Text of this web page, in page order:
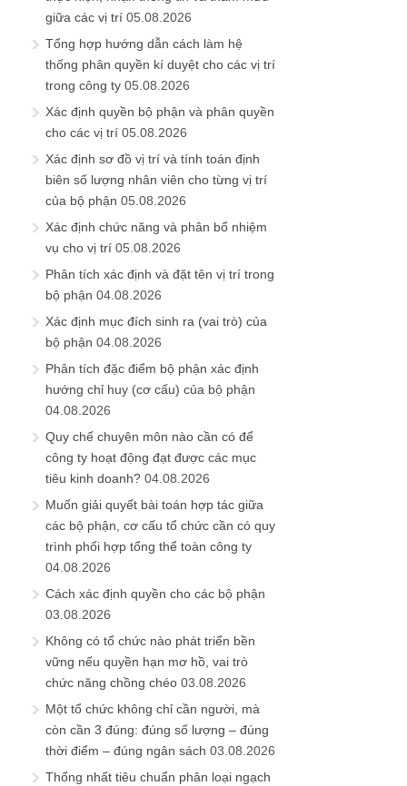
giữa các vị trí 05.08.2026
Tổng hợp hướng dẫn cách làm hệ
thống phân quyền kí duyệt cho các vị trí
trong công ty 05.08.2026
Xác định quyền bộ phận và phân quyền
cho các vị trí 05.08.2026
Xác định sơ đồ vị trí và tính toán định
biên số lượng nhân viên cho từng vị trí
của bộ phận 05.08.2026
Xác định chức năng và phân bổ nhiệm
vụ cho vị trí 05.08.2026
Phân tích xác định và đặt tên vị trí trong
bộ phận 04.08.2026
Xác định mục đích sinh ra (vai trò) của
bộ phận 04.08.2026
Phân tích đặc điểm bộ phận xác định
hướng chỉ huy (cơ cấu) của bộ phận
04.08.2026
Quy chế chuyên môn nào cần có để
công ty hoạt động đạt được các mục
tiêu kinh doanh? 04.08.2026
Muốn giải quyết bài toán hợp tác giữa
các bộ phận, cơ cấu tổ chức cần có quy
trình phối hợp tổng thể toàn công ty
04.08.2026
Cách xác định quyền cho các bộ phận
03.08.2026
Không có tổ chức nào phát triển bền
vững nếu quyền hạn mơ hồ, vai trò
chức năng chồng chéo 03.08.2026
Một tổ chức không chỉ cần người, mà
còn cần 3 đúng: đúng số lượng – đúng
thời điểm – đúng ngân sách 03.08.2026
Thống nhất tiêu chuẩn phân loại ngạch